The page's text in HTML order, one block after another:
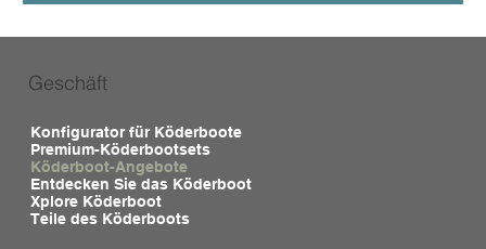
Geschäft
Konfigurator für Köderboote
Premium-Köderbootsets
Köderboot-Angebote
Entdecken Sie das Köderboot
Xplore Köderboot
Teile des Köderboots